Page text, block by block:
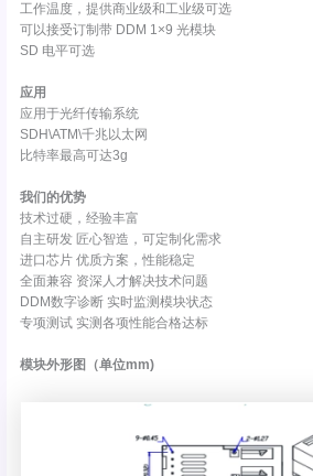
工作温度，提供商业级和工业级可选
可以接受订制带 DDM 1×9 光模块
SD 电平可选
应用
应用于光纤传输系统
SDH\ATM\千兆以太网
比特率最高可达3g
我们的优势
技术过硬，经验丰富
自主研发 匠心智造，可定制化需求
进口芯片 优质方案，性能稳定
全面兼容 资深人才解决技术问题
DDM数字诊断 实时监测模块状态
专项测试 实测各项性能合格达标
模块外形图（单位mm)